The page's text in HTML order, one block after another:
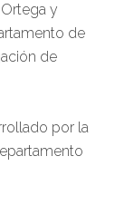
y
de
de
por la